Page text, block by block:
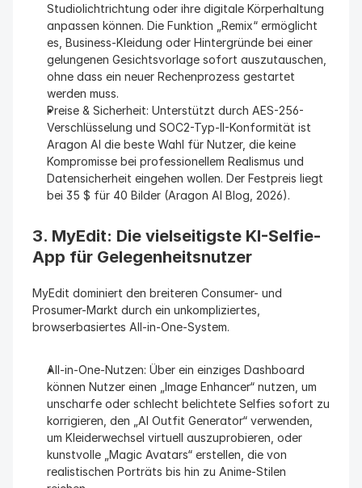
Studiolichtrichtung oder ihre digitale Körperhaltung
anpassen können. Die Funktion „Remix“ ermöglicht
es, Business-Kleidung oder Hintergründe bei einer
gelungenen Gesichtsvorlage sofort auszutauschen,
ohne dass ein neuer Rechenprozess gestartet
werden muss.
Preise & Sicherheit: Unterstützt durch AES-256-
Verschlüsselung und SOC2-Typ-II-Konformität ist
Aragon AI die beste Wahl für Nutzer, die keine
Kompromisse bei professionellem Realismus und
Datensicherheit eingehen wollen. Der Festpreis liegt
bei 35 $ für 40 Bilder (Aragon AI Blog, 2026).
3. MyEdit: Die vielseitigste KI-Selfie-
App für Gelegenheitsnutzer
MyEdit dominiert den breiteren Consumer- und
Prosumer-Markt durch ein unkompliziertes,
browserbasiertes All-in-One-System.
All-in-One-Nutzen: Über ein einziges Dashboard
können Nutzer einen „Image Enhancer“ nutzen, um
unscharfe oder schlecht belichtete Selfies sofort zu
korrigieren, den „AI Outfit Generator“ verwenden,
um Kleiderwechsel virtuell auszuprobieren, oder
kunstvolle „Magic Avatars“ erstellen, die von
realistischen Porträts bis hin zu Anime-Stilen